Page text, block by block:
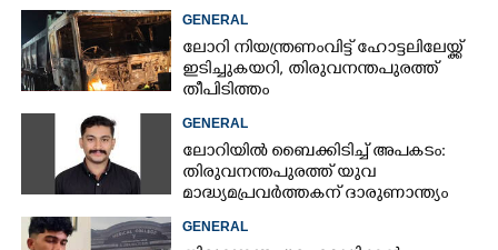
GENERAL
ലോറി നിയന്ത്രണംവിട്ട് ഹോട്ടലിലേയ്ക്ക്
ഇടിച്ചുകയറി, തിരുവനന്തപുരത്ത്
തീപിടിത്തം
GENERAL
ലോറിയിൽ ബൈക്കിടിച്ച് അപകടം:
തിരുവനന്തപുരത്ത് യുവ
മാദ്ധ്യമപ്രവർത്തകന് ദാരുണാന്ത്യം
GENERAL